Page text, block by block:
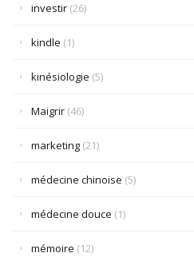
investir (26)
kindle (1)
kinésiologie (5)
Maigrir (46)
marketing (21)
médecine chinoise (5)
médecine douce (1)
mémoire (12)